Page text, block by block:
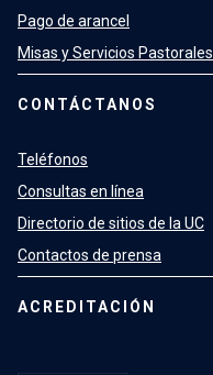
Pago de arancel
Misas y Servicios Pastorales
CONTÁCTANOS
Teléfonos
Consultas en línea
Directorio de sitios de la UC
Contactos de prensa
ACREDITACIÓN